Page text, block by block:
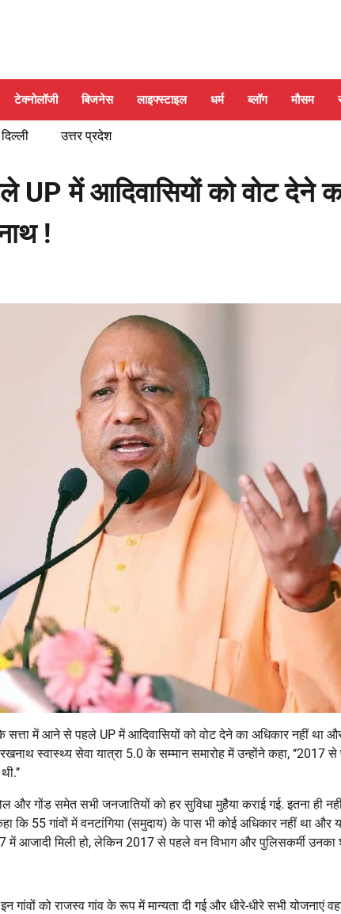
टेक्नोलॉजी बिजनेस लाइफ्स्टाइल धर्म ब्लॉग मौसम
दिल्ली उत्तर प्रदेश
में आदिवासियों को वोट देने
!
सत्ता में आने से पहले UP में आदिवासियों को वोट देने का अधिकार नहीं था
स्वास्थ्य सेवा यात्रा 5.0 के सम्मान समारोह में उन्होंने कहा, ‘‘2017 से
और गोंड समेत सभी जनजातियों को हर सुविधा मुहैया कराई गई. इतना ही
कि 55 गांवों में वनटांगिया (समुदाय) के पास भी कोई अधिकार नहीं था और
में आजादी मिली हो, लेकिन 2017 से पहले वन विभाग और पुलिसकर्मी
को राजस्व गांव के रूप में मान्यता दी गई और धीरे-धीरे सभी योजनाएं